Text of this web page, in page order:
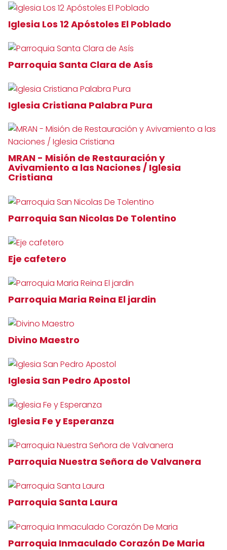
Iglesia Los 12 Apóstoles El Poblado
Parroquia Santa Clara de Asís
Iglesia Cristiana Palabra Pura
MRAN - Misión de Restauración y
Avivamiento a las Naciones / Iglesia
Cristiana
Parroquia San Nicolas De Tolentino
Eje cafetero
Parroquia Maria Reina El jardin
Divino Maestro
Iglesia San Pedro Apostol
Iglesia Fe y Esperanza
Parroquia Nuestra Señora de Valvanera
Parroquia Santa Laura
Parroquia Inmaculado Corazón De Maria